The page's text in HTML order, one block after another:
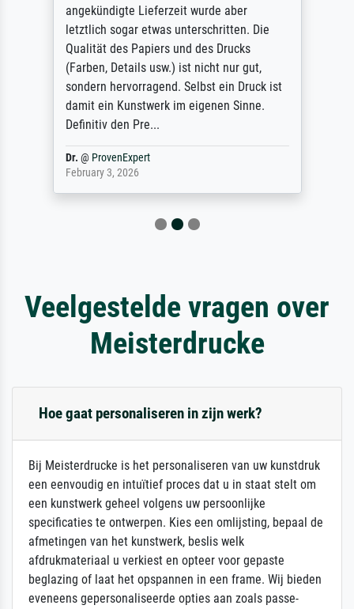
angekündigte Lieferzeit wurde aber
letztlich sogar etwas unterschritten. Die
Qualität des Papiers und des Drucks
(Farben, Details usw.) ist nicht nur gut,
sondern hervorragend. Selbst ein Druck ist
damit ein Kunstwerk im eigenen Sinne.
Definitiv den Pre...
Dr. @ ProvenExpert
February 3, 2026
Veelgestelde vragen over
Meisterdrucke
Hoe gaat personaliseren in zijn werk?
Bij Meisterdrucke is het personaliseren van uw kunstdruk
een eenvoudig en intuïtief proces dat u in staat stelt om
een kunstwerk geheel volgens uw persoonlijke
specificaties te ontwerpen. Kies een omlijsting, bepaal de
afmetingen van het kunstwerk, beslis welk
afdrukmateriaal u verkiest en opteer voor gepaste
beglazing of laat het opspannen in een frame. Wij bieden
eveneens gepersonaliseerde opties aan zoals passe-